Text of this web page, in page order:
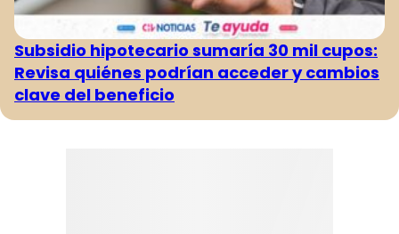
Subsidio hipotecario sumaría 30 mil cupos:
Revisa quiénes podrían acceder y cambios
clave del beneficio